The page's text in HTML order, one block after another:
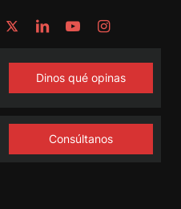
Dinos qué opinas
Consúltanos